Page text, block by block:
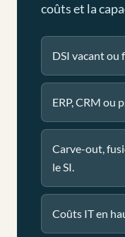
coûts et la
DSI vacant ou
ERP, CRM ou
Carve-out,
le SI.
Coûts IT en